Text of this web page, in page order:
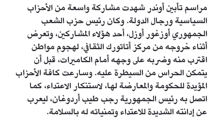
مراسم تأبين أوندر شهدت مشاركة واسعة من الأحزاب
السياسية ورجال الدولة. وكان رئيس حزب الشعب
الجمهوري أوزغور أوزل، أحد هؤلاء المشاركين، وتعرض
أثناء خروجه من مركز أتاتورك الثقافي، لهجوم مواطن
اقترب منه وضربه على وجهه أمام الكاميرات، قبل أن
يتمكن الحراس من السيطرة عليه. وسارعت كافة الأحزاب
المؤيدة للحكومة والمعارضة لها، لاستنكار الاعتداء، كما
اتصل به رئيس الجمهورية رجب طيب أردوغان، ليعرب
عن إدانته الشديدة للاعتداء وتمنياته له بالسلامة.